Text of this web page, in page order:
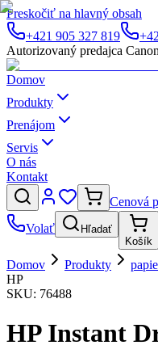
Preskočiť na hlavný obsah
+421 905 327 819
Autorizovaný predajca Canon
Domov
Produkty
Prenájom
Servis
O nás
Kontakt
Cenová
Volať
Hľadať
Košík
Domov Produkty
HP
SKU: 76488
HP Instant